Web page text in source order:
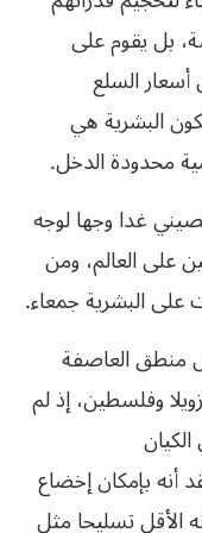
بل يقوم على
السلع
البشرية هي
محدودة الدخل.
غدا وجها لوجه
على العالم، ومن
على البشرية جمعاء.
منطق العاصفة
وفلسطين، إذ لم
أنه بإمكان إخضاع
الأقل تسليحا مثل